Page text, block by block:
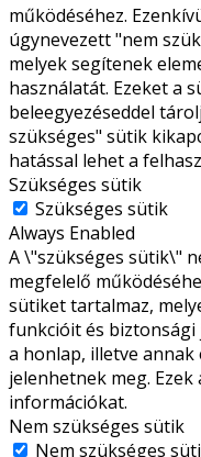
működéséhez.
úgynevezett "nem
melyek segítenek
használatát. Ezeket a
beleegyezéseddel
szükséges" sütik
hatással lehet a
Szükséges sütik
Szükséges sütik
Always Enabled
A \"szükséges sütik\"
megfelelő
sütiket tartalmaz,
funkcióit és biztonsági
a honlap, illetve annak
jelenhetnek meg.
információkat.
Nem szükséges sütik
Nem szükséges